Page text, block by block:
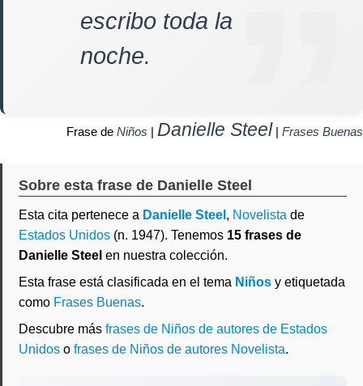
escribo toda la
noche.
Frase de Niños | Danielle Steel | Frases Buenas
Sobre esta frase de Danielle Steel
Esta cita pertenece a Danielle Steel , Novelista de
Estados Unidos (n. 1947). Tenemos 15 frases de
Danielle Steel en nuestra colección.
Esta frase está clasificada en el tema Niños y etiquetada
como Frases Buenas.
Descubre más frases de Niños de autores de Estados
Unidos o frases de Niños de autores Novelista.